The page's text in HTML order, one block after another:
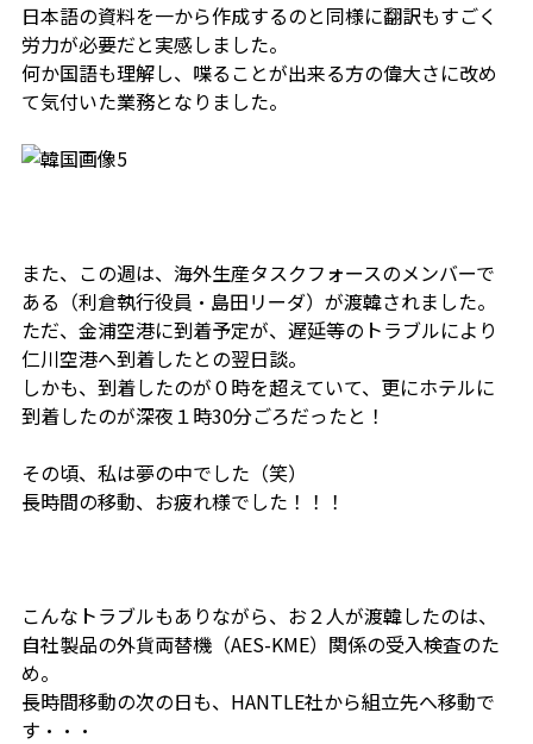
日本語の資料を一から作成するのと同様に翻訳もすごく
労力が必要だと実感しました。
何か国語も理解し、喋ることが出来る方の偉大さに改め
て気付いた業務となりました。
また、この週は、海外生産タスクフォースのメンバーで
ある（利倉執行役員・島田リーダ）が渡韓されました。
ただ、金浦空港に到着予定が、遅延等のトラブルにより
仁川空港へ到着したとの翌日談。
しかも、到着したのが０時を超えていて、更にホテルに
到着したのが深夜１時30分ごろだったと！
その頃、私は夢の中でした（笑）
長時間の移動、お疲れ様でした！！！
こんなトラブルもありながら、お２人が渡韓したのは、
自社製品の外貨両替機（AES-KME）関係の受入検査のた
め。
長時間移動の次の日も、HANTLE社から組立先へ移動で
す・・・